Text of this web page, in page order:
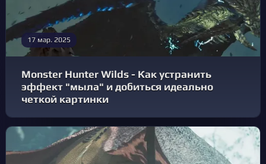
17 мар. 2025
Monster Hunter Wilds - Как устранить
эффект "мыла" и добиться идеально
четкой картинки